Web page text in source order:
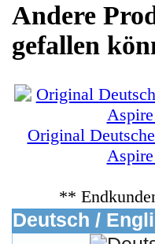
Hewlett Packard->
Lancom->(18)
Mainboards(27)
Medion PC(22)
RM->(107)
Sony->(38)
WatchGuard->(7)
ZOTAC->(43)
(219)
(1053)
Monitore-> (261)
Fahrrad(76)
Autoteile->(161)